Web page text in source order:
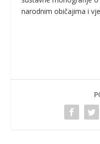
narodnim običajima i